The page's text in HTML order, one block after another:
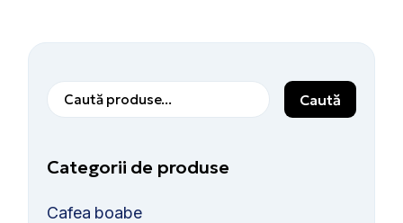
Cauta
Caută
Categorii de produse
Cafea boabe